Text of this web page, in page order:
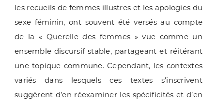
les recueils de femmes illustres et les apologies du
sexe féminin, ont souvent été versés au compte
de la « Querelle des femmes » vue comme un
ensemble discursif stable, partageant et réitérant
une topique commune. Cependant, les contextes
variés dans lesquels ces textes s’inscrivent
suggèrent d’en réexaminer les spécificités et d’en